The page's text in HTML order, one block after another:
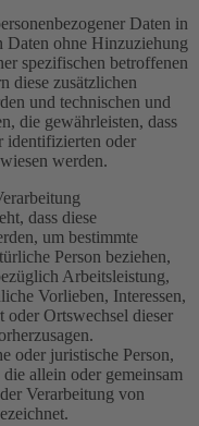
Daten in
Daten ohne Hinzuziehung
spezifischen betroffenen
diese zusätzlichen
und technischen und
die gewährleisten, dass
identifizierten oder
werden.
dass diese
um bestimmte
Person beziehen,
Arbeitsleistung,
Vorlieben, Interessen,
oder Ortswechsel dieser
oder juristische Person,
allein oder gemeinsam
Verarbeitung von